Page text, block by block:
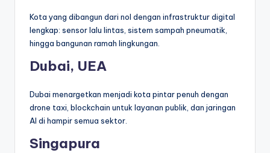
Kota yang dibangun dari nol dengan infrastruktur digital
lengkap: sensor lalu lintas, sistem sampah pneumatik,
hingga bangunan ramah lingkungan.
Dubai, UEA
Dubai menargetkan menjadi kota pintar penuh dengan
drone taxi, blockchain untuk layanan publik, dan jaringan
AI di hampir semua sektor.
Singapura